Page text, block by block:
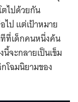
ตไปด้วยกัน
ไป แต่เป้าหมาย
ที่เด็กคนหนึ่งค้น
จะกลายเป็นเข็ม
โฉมนิยามของ